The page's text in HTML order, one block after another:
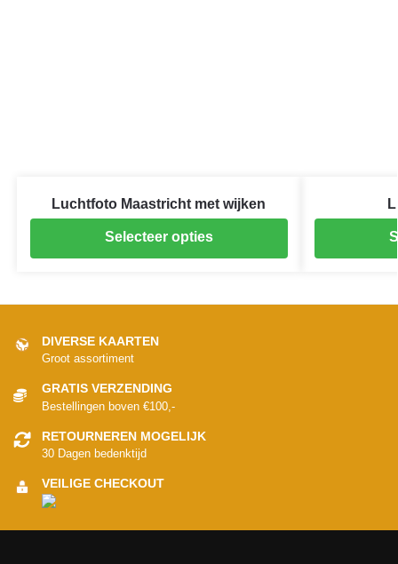
Luchtfoto Maastricht met wijken
Selecteer opties
DIVERSE KAARTEN
Groot assortiment
GRATIS VERZENDING
Bestellingen boven €100,-
RETOURNEREN MOGELIJK
30 Dagen bedenktijd
VEILIGE CHECKOUT